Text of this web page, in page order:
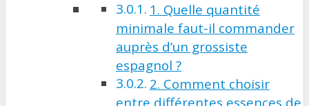
1. Quelle quantité
minimale faut-il commander
auprès d’un grossiste
espagnol ?
2. Comment choisir
entre différentes essences de